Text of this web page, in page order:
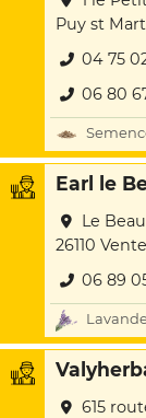
Puy st
04 75
06 80
Earl le
Le
26110
06 89
615